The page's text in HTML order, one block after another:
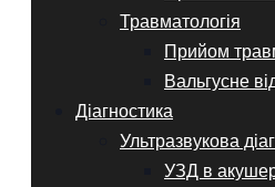
Травматологія
Прийом
Вальгусне
Діагностика
Ультразвукова
УЗД в